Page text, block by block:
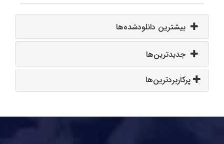
بیشترین دانلودشده‌ها
جدیدترین‌ها
پرکاربردترین‌ها